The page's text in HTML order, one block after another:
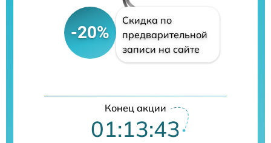
-20%
Скидка по
предварительной
записи на сайте
Конец акции
01:13:43